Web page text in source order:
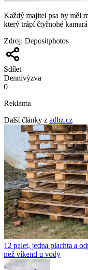
Každý majitel psa by měl
který trápí čtyřnohé
Zdroj: Depositphotos
Sdílet
Dennívýzva
0
Reklama
Další články z adbz.cz
12 palet, jedna plachta a
než víkend u vody